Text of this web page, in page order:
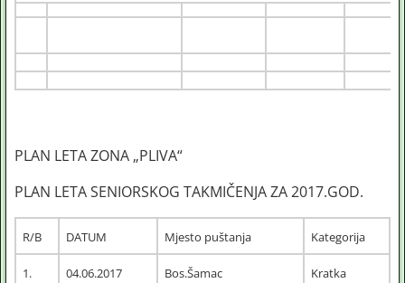
PLAN LETA ZONA „PLIVA“
PLAN LETA SENIORSKOG TAKMIČENJA ZA 2017.GOD.
R/B DATUM Mjesto puštanja Kategorija
1. 04.06.2017 Bos.Šamac Kratka